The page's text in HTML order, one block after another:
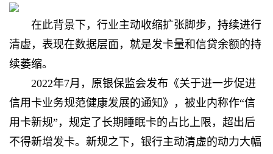
在此背景下，行业主动收缩扩张脚步，持续进行
清虚，表现在数据层面，就是发卡量和信贷余额的持
续萎缩。
2022年7月，原银保监会发布《关于进一步促进
信用卡业务规范健康发展的通知》，被业内称作“信
用卡新规”，规定了长期睡眠卡的占比上限，超出后
不得新增发卡。新规之下，银行主动清虚的动力大幅